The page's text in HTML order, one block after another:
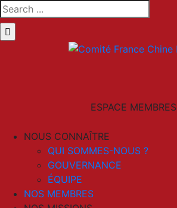
Skip
to
content
Search
for:
ESPACE MEMBRES
NOUS CONNAÎTRE
QUI SOMMES-NOUS ?
GOUVERNANCE
ÉQUIPE
NOS MEMBRES